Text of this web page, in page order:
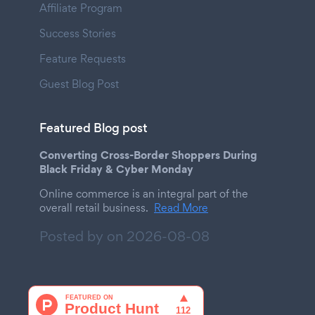
Affiliate Program
Success Stories
Feature Requests
Guest Blog Post
Featured Blog post
Converting Cross-Border Shoppers During
Black Friday & Cyber Monday
Online commerce is an integral part of the
overall retail business. Read More
Posted by on 2026-08-08